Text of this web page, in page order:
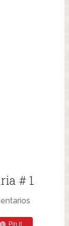
# 1
Pin it